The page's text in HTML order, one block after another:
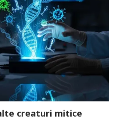
creaturi mitice